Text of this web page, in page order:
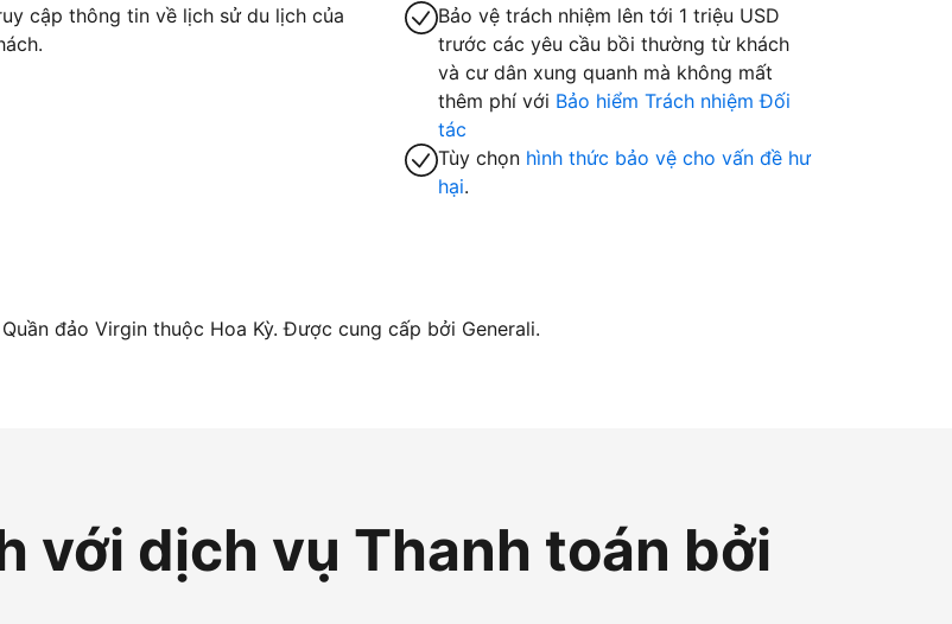
cập thông tin về lịch sử du lịch của
Bảo vệ trách nhiệm lên tới 1 triệu USD
trước các yêu cầu bồi thường từ khách
và cư dân xung quanh mà không mất
thêm phí với Bảo hiểm Trách nhiệm Đối
tác
Tùy chọn hình thức bảo vệ cho vấn đề hư
hại.
đảo Virgin thuộc Hoa Kỳ. Được cung cấp bởi Generali.
với dịch vụ Thanh toán bởi